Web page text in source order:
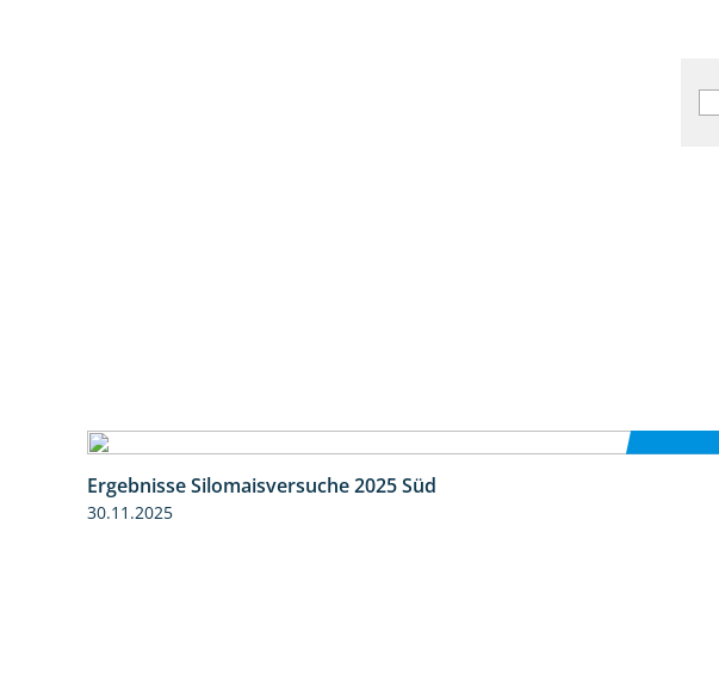
Ergebnisse Silomaisversuche 2025 Süd
30.11.2025